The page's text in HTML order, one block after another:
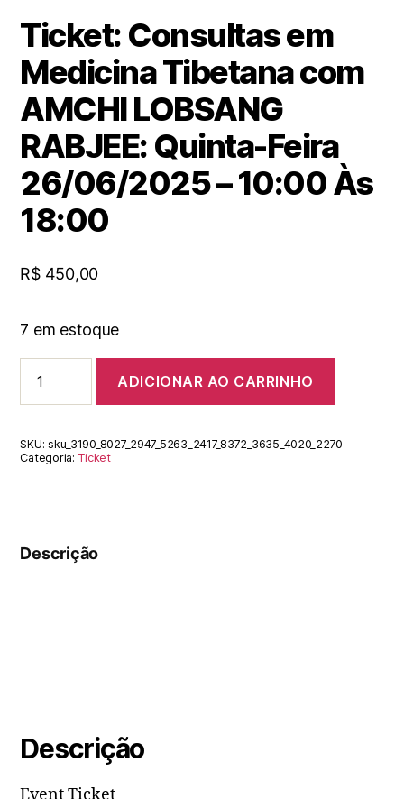
Ticket: Consultas em
Medicina Tibetana com
AMCHI LOBSANG
RABJEE: Quinta-Feira
26/06/2025 – 10:00 Às
18:00
R$450,00
7 em estoque
ADICIONAR AO CARRINHO
SKU:sku_3190_8027_2947_5263_2417_8372_3635_4020_2270
Categoria: Ticket
Descrição
Descrição